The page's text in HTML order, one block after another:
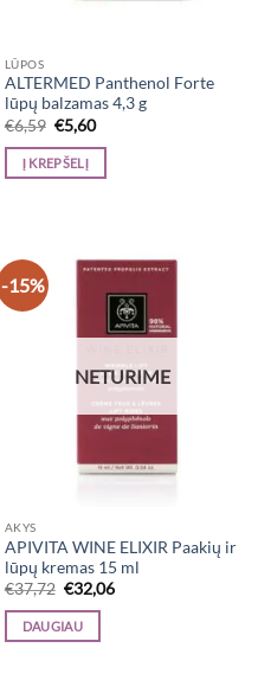
LŪPOS
ALTERMED Panthenol Forte
lūpų balzamas 4,3 g
€6,59 Original
price
was:
€6,59.
€5,60Current
is:
Į KREPŠELĮ
-15%
NETURIME
AKYS
APIVITA WINE ELIXIR Paakių ir
lūpų kremas 15 ml
€37,72 Original
price
was:
€37,72.
€32,06Current
DAUGIAU